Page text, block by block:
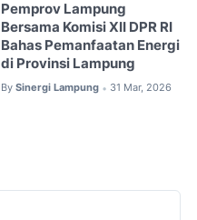
Pemprov Lampung
Bersama Komisi XII DPR RI
Bahas Pemanfaatan Energi
di Provinsi Lampung
By Sinergi Lampung • 31 Mar, 2026